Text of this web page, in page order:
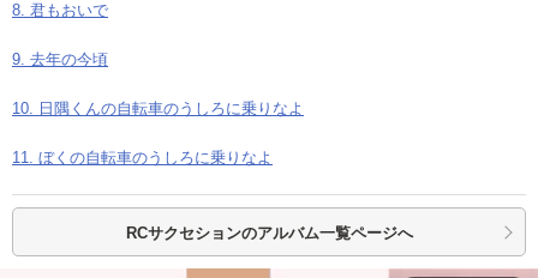
8. 君もおいで
9. 去年の今頃
10. 日隅くんの自転車のうしろに乗りなよ
11. ぼくの自転車のうしろに乗りなよ
RCサクセションのアルバム一覧ページへ